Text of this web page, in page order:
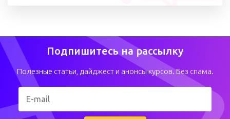
Подпишитесь на рассылку
Полезные статьи, дайджест и анонсы курсов. Без спама.